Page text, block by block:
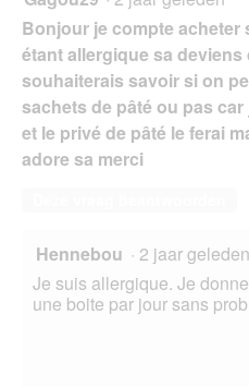
Bonjour je compte acheter
étant allergique sa deviens
souhaiterais savoir si on
sachets de pâté ou pas
et le privé de pâté le ferai
adore sa merci
Hennebou · 2 jaar geleden
Je suis allergique. Je
une boite par jour sans